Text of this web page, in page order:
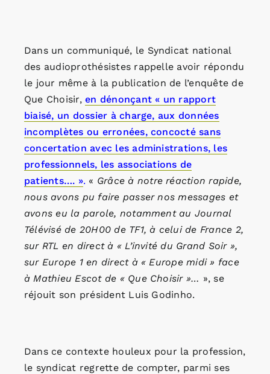
Dans un communiqué, le Syndicat national
des audioprothésistes rappelle avoir répondu
le jour même à la publication de l’enquête de
Que Choisir,en dénonçant « un rapport
biaisé, un dossier à charge, aux données
incomplètes ou erronées, concocté sans
concertation avec les administrations, les
professionnels, les associations de
patients…. ». « Grâce à notre réaction rapide,
nous avons pu faire passer nos messages et
avons eu la parole, notamment au Journal
Télévisé de 20H00 de TF1, à celui de France 2,
sur RTL en direct à « L’invité du Grand Soir »,
sur Europe 1 en direct à « Europe midi » face
à Mathieu Escot de « Que Choisir »… », se
réjouit son président Luis Godinho.
Dans ce contexte houleux pour la profession,
le syndicat regrette de compter, parmi ses